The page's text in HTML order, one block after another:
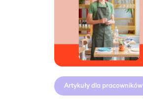
Artykuły dla pracowników